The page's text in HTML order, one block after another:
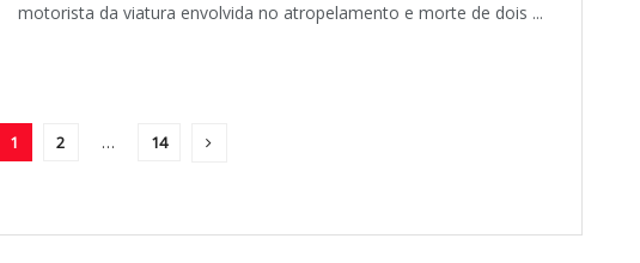
motorista da viatura envolvida no atropelamento e morte de dois ...
1 2 … 14